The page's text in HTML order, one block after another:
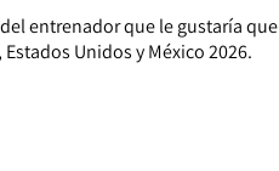
entrenador que le gustaría que
Unidos y México 2026.